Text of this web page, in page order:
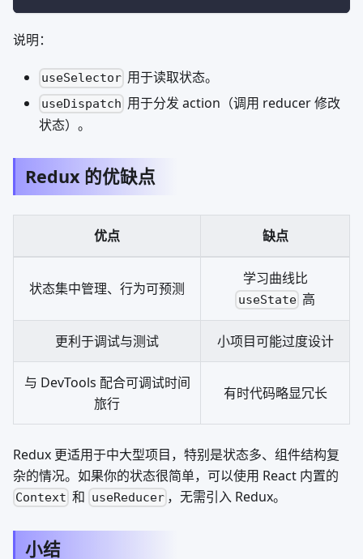
说明：
useSelector 用于读取状态。
useDispatch 用于分发 action（调用 reducer 修改
状态）。
Redux 的优缺点
优点 缺点
状态集中管理、行为可预测
学习曲线比
useState 高
更利于调试与测试 小项目可能过度设计
与 DevTools 配合可调试时间
旅行
有时代码略显冗长
Redux 更适用于中大型项目，特别是状态多、组件结构复
杂的情况。如果你的状态很简单，可以使用 React 内置的
Context 和 useReducer ，无需引入 Redux。
小结